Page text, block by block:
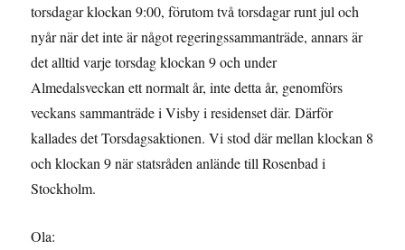
torsdagar klockan 9:00, förutom två torsdagar runt jul och
nyår när det inte är något regeringssammanträde, annars är
det alltid varje torsdag klockan 9 och under
Almedalsveckan ett normalt år, inte detta år, genomförs
veckans sammanträde i Visby i residenset där. Därför
kallades det Torsdagsaktionen. Vi stod där mellan klockan 8
och klockan 9 när statsråden anlände till Rosenbad i
Stockholm.
Ola: